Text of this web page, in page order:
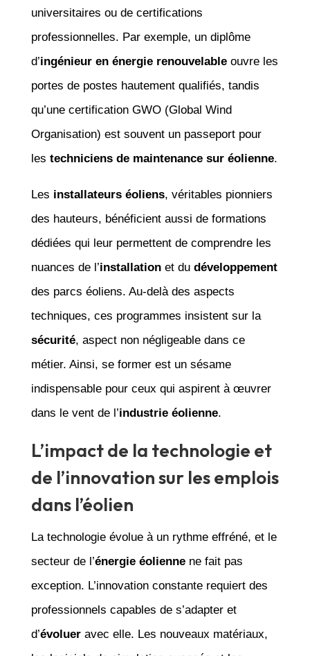
universitaires ou de certifications
professionnelles. Par exemple, un diplôme
d’ingénieur en énergie renouvelableouvre les
portes de postes hautement qualifiés, tandis
qu’une certification GWO (Global Wind
Organisation) est souvent un passeport pour
les techniciens de maintenance sur éolienne.
Les installateurs éoliens, véritables pionniers
des hauteurs, bénéficient aussi de formations
dédiées qui leur permettent de comprendre les
nuances de l’installationet du développement
des parcs éoliens. Au-delà des aspects
techniques, ces programmes insistent sur la
sécurité, aspect non négligeable dans ce
métier. Ainsi, se former est un sésame
indispensable pour ceux qui aspirent à œuvrer
dans le vent de l’industrie éolienne.
L’impact de la technologie et
de l’innovation sur les emplois
dans l’éolien
La technologie évolue à un rythme effréné, et le
secteur de l’énergie éoliennene fait pas
exception. L’innovation constante requiert des
professionnels capables de s’adapter et
d’évolueravec elle. Les nouveaux matériaux,